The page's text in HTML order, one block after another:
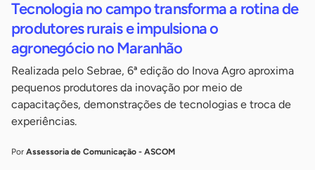
Tecnologia no campo transforma a rotina de
produtores rurais e impulsiona o
agronegócio no Maranhão
Realizada pelo Sebrae, 6ª edição do Inova Agro aproxima
pequenos produtores da inovação por meio de
capacitações, demonstrações de tecnologias e troca de
experiências.
Por Assessoria de Comunicação - ASCOM